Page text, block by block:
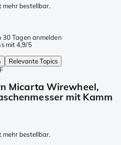
mehr bestellbar.
Tagen anmelden
mit 4,9/5
Relevante Topics
Micarta Wirewheel,
mit Kamm
mehr bestellbar.